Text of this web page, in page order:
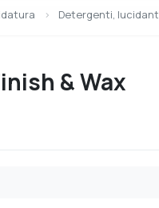
Detergenti,
& Wax